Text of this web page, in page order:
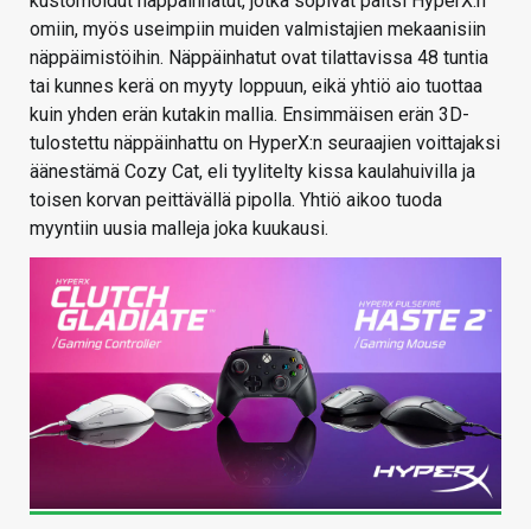
omiin, myös useimpiin muiden valmistajien mekaanisiin
näppäimistöihin. Näppäinhatut ovat tilattavissa 48 tuntia
tai kunnes kerä on myyty loppuun, eikä yhtiö aio tuottaa
kuin yhden erän kutakin mallia. Ensimmäisen erän 3D-
tulostettu näppäinhattu on HyperX:n seuraajien voittajaksi
äänestämä Cozy Cat, eli tyylitelty kissa kaulahuivilla ja
toisen korvan peittävällä pipolla. Yhtiö aikoo tuoda
myyntiin uusia malleja joka kuukausi.